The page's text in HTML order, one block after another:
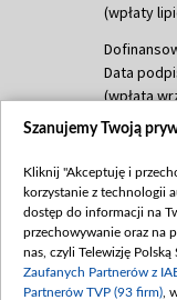
(wpłaty
Data
(wpłata
(wpłata
mln,
Data
(wpłata
Szanujemy Twoją
Kliknij "Akceptuję i
korzystanie z technologii
dostęp do informacji na
przechowywanie oraz na
nas, czyli Telewizję Polską
Zaufanych Partnerów z
Partnerów TVP (93 firm) ,